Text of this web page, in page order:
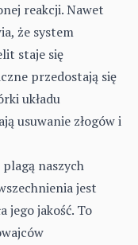
reakcji. Nawet
że system
staje się
przedostają się
układu
usuwanie złogów i
naszych
jest
jego jakość. To